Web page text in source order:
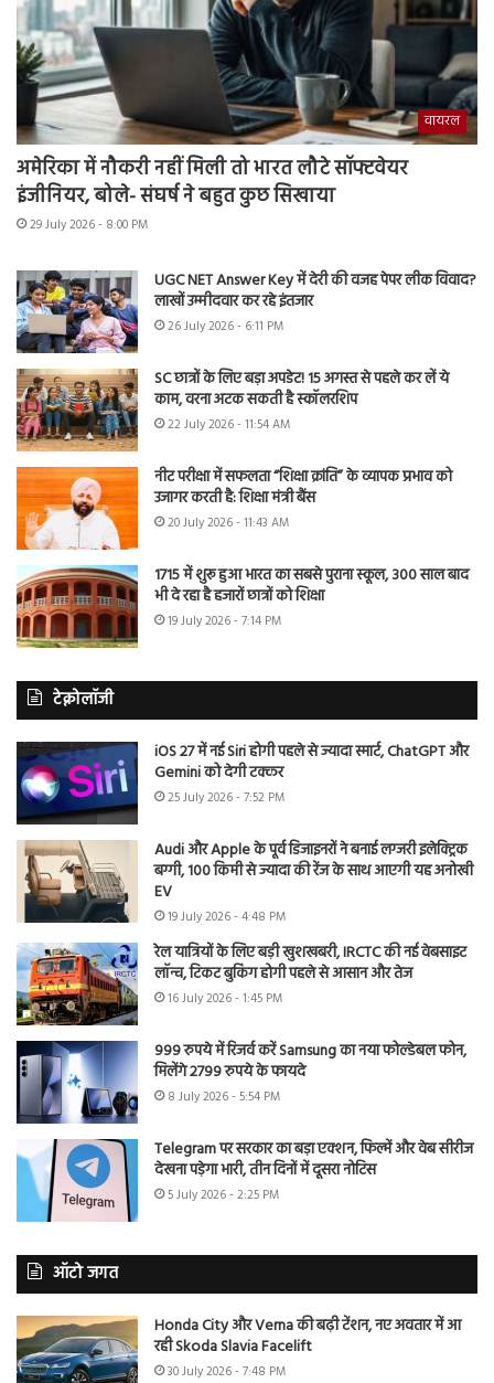
वायरल
अमेरिका में नौकरी नहीं मिली तो भारत लौटे सॉफ्टवेयर
इंजीनियर, बोले- संघर्ष ने बहुत कुछ सिखाया
29 July 2026 - 8:00 PM
UGC NET Answer Key में देरी की वजह पेपर लीक विवाद?
लाखों उम्मीदवार कर रहे इंतजार
26 July 2026 - 6:11 PM
SC छात्रों के लिए बड़ा अपडेट! 15 अगस्त से पहले कर लें ये
काम, वरना अटक सकती है स्कॉलरशिप
22 July 2026 - 11:54 AM
नीट परीक्षा में सफलता “शिक्षा क्रांति” के व्यापक प्रभाव को
उजागर करती है: शिक्षा मंत्री बैंस
20 July 2026 - 11:43 AM
1715 में शुरू हुआ भारत का सबसे पुराना स्कूल, 300 साल बाद
भी दे रहा है हजारों छात्रों को शिक्षा
19 July 2026 - 7:14 PM
टेक्नोलॉजी
iOS 27 में नई Siri होगी पहले से ज्यादा स्मार्ट, ChatGPT और
Gemini को देगी टक्कर
25 July 2026 - 7:52 PM
Audi और Apple के पूर्व डिजाइनरों ने बनाई लग्जरी इलेक्ट्रिक
बग्गी, 100 किमी से ज्यादा की रेंज के साथ आएगी यह अनोखी
EV
19 July 2026 - 4:48 PM
रेल यात्रियों के लिए बड़ी खुशखबरी, IRCTC की नई वेबसाइट
लॉन्च, टिकट बुकिंग होगी पहले से आसान और तेज
16 July 2026 - 1:45 PM
999 रुपये में रिजर्व करें Samsung का नया फोल्डेबल फोन,
मिलेंगे 2799 रुपये के फायदे
8 July 2026 - 5:54 PM
Telegram पर सरकार का बड़ा एक्शन, फिल्में और वेब सीरीज
देखना पड़ेगा भारी, तीन दिनों में दूसरा नोटिस
5 July 2026 - 2:25 PM
ऑटो जगत
Honda City और Verna की बढ़ी टेंशन, नए अवतार में आ
रही Skoda Slavia Facelift
30 July 2026 - 7:48 PM